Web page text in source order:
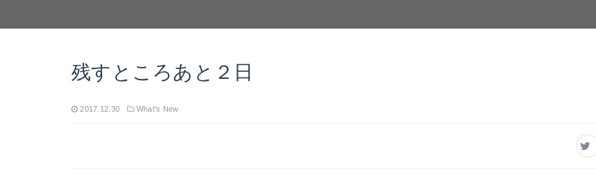
残すところあと２日
2017.12.30 What's New